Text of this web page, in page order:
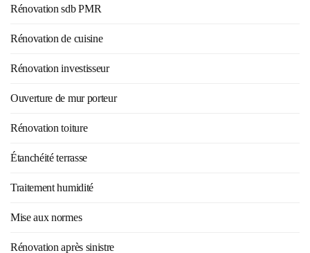
Rénovation sdb PMR
Rénovation de cuisine
Rénovation investisseur
Ouverture de mur porteur
Rénovation toiture
Étanchéité terrasse
Traitement humidité
Mise aux normes
Rénovation après sinistre